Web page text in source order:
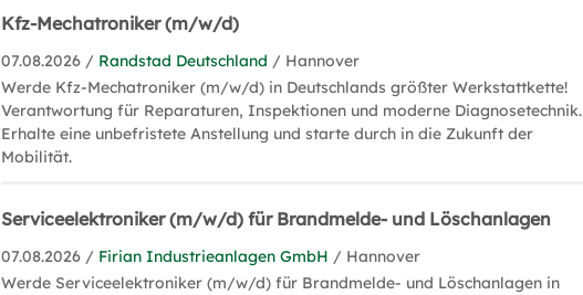
Kfz-Mechatroniker (m/w/d)
07.08.2026 / Randstad Deutschland / Hannover
Werde Kfz-Mechatroniker (m/w/d) in Deutschlands größter Werkstattkette!
Verantwortung für Reparaturen, Inspektionen und moderne Diagnosetechnik.
Erhalte eine unbefristete Anstellung und starte durch in die Zukunft der
Mobilität.
Serviceelektroniker (m/w/d) für Brandmelde- und Löschanlagen
07.08.2026 / Firian Industrieanlagen GmbH / Hannover
Werde Serviceelektroniker (m/w/d) für Brandmelde- und Löschanlagen in